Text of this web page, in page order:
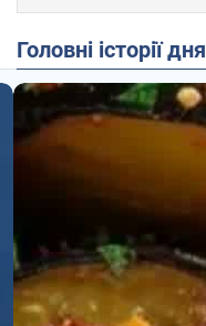
Головні історії дня